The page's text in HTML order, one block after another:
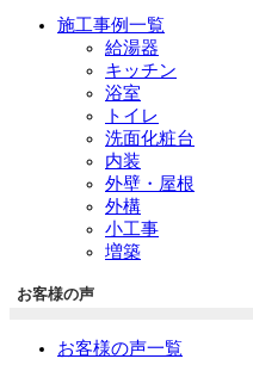
施工事例一覧
給湯器
キッチン
浴室
トイレ
洗面化粧台
内装
外壁・屋根
外構
小工事
増築
お客様の声
お客様の声一覧